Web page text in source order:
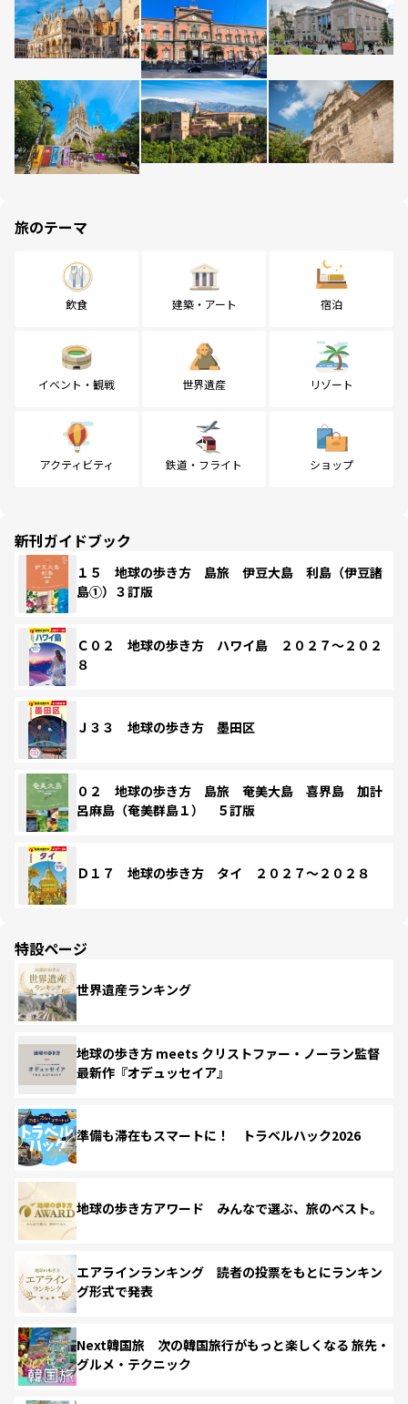
旅のテーマ
飲食 建築・アート 宿泊
イベント・観戦 世界遺産 リゾート
アクティビティ 鉄道・フライト ショップ
新刊ガイドブック
１５ 地球の歩き方 島旅 伊豆大島 利島（伊豆諸
島①）３訂版
Ｃ０２ 地球の歩き方 ハワイ島 ２０２７～２０２
８
Ｊ３３ 地球の歩き方 墨田区
０２ 地球の歩き方 島旅 奄美大島 喜界島 加計
呂麻島（奄美群島１） ５訂版
Ｄ１７ 地球の歩き方 タイ ２０２７～２０２８
特設ページ
世界遺産ランキング
地球の歩き方 meets クリストファー・ノーラン監督
最新作『オデュッセイア』
準備も滞在もスマートに！ トラベルハック2026
地球の歩き方アワード みんなで選ぶ、旅のベスト。
エアラインランキング 読者の投票をもとにランキン
グ形式で発表
Next韓国旅 次の韓国旅行がもっと楽しくなる 旅先・
グルメ・テクニック